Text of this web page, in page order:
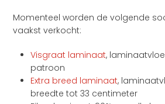
Momenteel worden de volgende
vaakst verkocht:
Visgraat laminaat,
patroon
Extra breed laminaat,
breedte tot 33 centimeter